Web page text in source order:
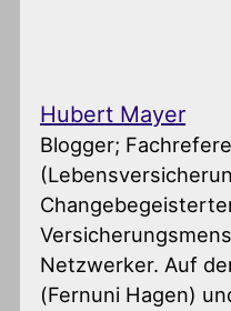
Hubert Mayer
Blogger;
Netzwerker. Auf
(Fernuni Hagen)